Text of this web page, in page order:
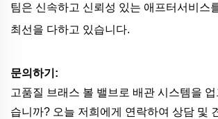
팀은 신속하고 신뢰성 있는 애프터서비스
최선을 다하고 있습니다.
문의하기:
고품질 브래스 볼 밸브로 배관 시스템을
습니까? 오늘 저희에게 연락하여 상담 및